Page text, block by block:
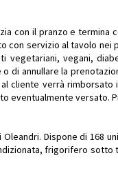
con il pranzo e termina
servizio al tavolo nei
vegetariani, vegani,
di annullare la
cliente verrà
eventualmente versato.
Dispone di 168
frigorifero